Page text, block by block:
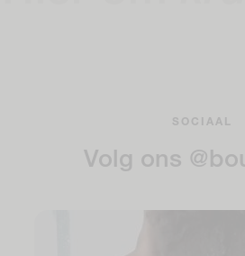
SOCIAAL
Volg ons